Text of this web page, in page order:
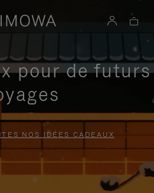
pour de futurs
NOS IDÉES CADEAUX